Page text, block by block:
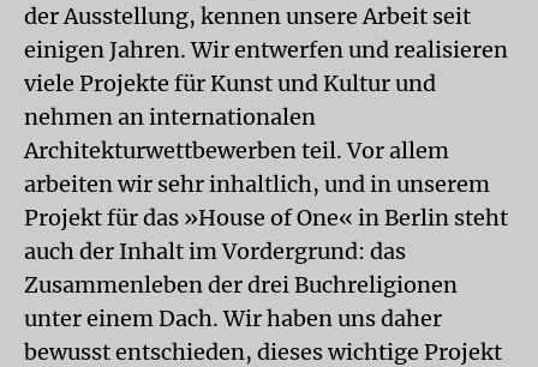
der Ausstellung, kennen unsere Arbeit seit
einigen Jahren. Wir entwerfen und realisieren
viele Projekte für Kunst und Kultur und
nehmen an internationalen
Architekturwettbewerben teil. Vor allem
arbeiten wir sehr inhaltlich, und in unserem
Projekt für das »House of One« in Berlin steht
auch der Inhalt im Vordergrund: das
Zusammenleben der drei Buchreligionen
unter einem Dach. Wir haben uns daher
bewusst entschieden, dieses wichtige Projekt